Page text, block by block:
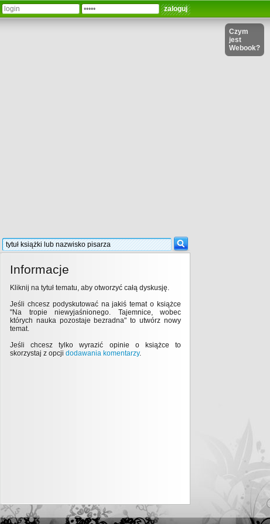
Czym
jest
Webook?
Informacje
Kliknij na tytuł tematu, aby otworzyć całą dyskusję.
Jeśli chcesz podyskutować na jakiś temat o książce
"Na tropie niewyjaśnionego. Tajemnice, wobec
których nauka pozostaje bezradna" to utwórz nowy
temat.
Jeśli chcesz tylko wyrazić opinie o książce to
skorzystaj z opcji dodawania komentarzy.